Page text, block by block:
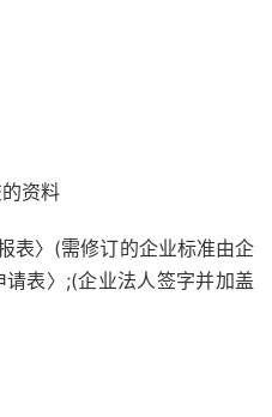
资料
表〉(需修订的企业标准由企
表〉;(企业法人签字并加盖